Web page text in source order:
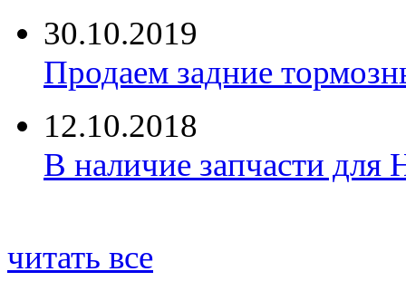
30.10.2019
Продаем задние
12.10.2018
В наличие запчасти для
читать все